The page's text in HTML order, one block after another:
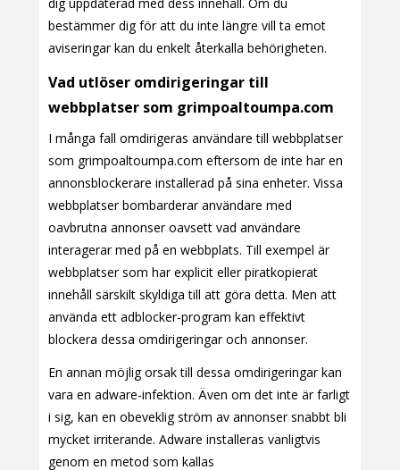
dig uppdaterad med dess innehåll. Om du
bestämmer dig för att du inte längre vill ta emot
aviseringar kan du enkelt återkalla behörigheten.
Vad utlöser omdirigeringar till
webbplatser som grimpoaltoumpa.com
I många fall omdirigeras användare till webbplatser
som grimpoaltoumpa.com eftersom de inte har en
annonsblockerare installerad på sina enheter. Vissa
webbplatser bombarderar användare med
oavbrutna annonser oavsett vad användare
interagerar med på en webbplats. Till exempel är
webbplatser som har explicit eller piratkopierat
innehåll särskilt skyldiga till att göra detta. Men att
använda ett adblocker-program kan effektivt
blockera dessa omdirigeringar och annonser.
En annan möjlig orsak till dessa omdirigeringar kan
vara en adware-infektion. Även om det inte är farligt
i sig, kan en obeveklig ström av annonser snabbt bli
mycket irriterande. Adware installeras vanligtvis
genom en metod som kallas